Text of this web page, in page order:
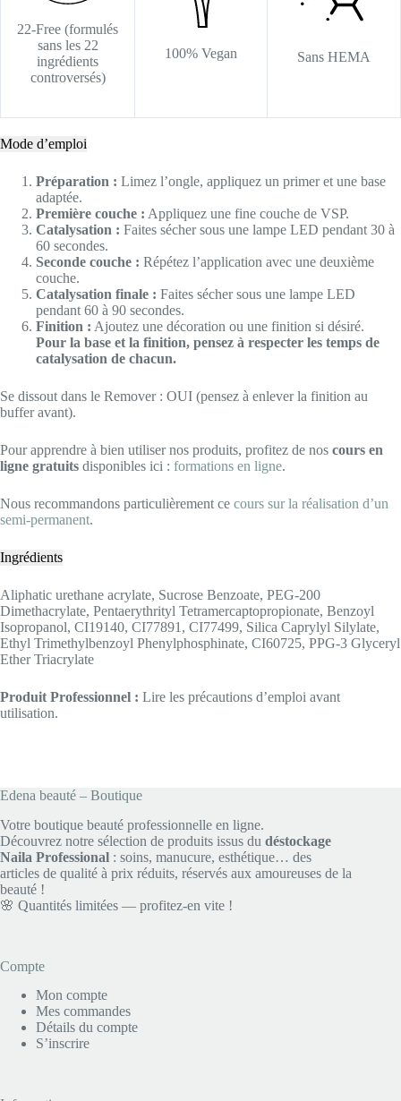
22-Free (formulés
sans les 22
ingrédients
controversés)
100% Vegan Sans HEMA
Mode d’emploi
Préparation : Limez l’ongle, appliquez un primer et une base
adaptée.
Première couche : Appliquez une fine couche de VSP.
Catalysation : Faites sécher sous une lampe LED pendant 30 à
60 secondes.
Seconde couche : Répétez l’application avec une deuxième
couche.
Catalysation finale : Faites sécher sous une lampe LED
pendant 60 à 90 secondes.
Finition : Ajoutez une décoration ou une finition si désiré.
Pour la base et la finition, pensez à respecter les temps de
catalysation de chacun.
Se dissout dans le Remover : OUI (pensez à enlever la finition au
buffer avant).
Pour apprendre à bien utiliser nos produits, profitez de nos cours en
ligne gratuits disponibles ici : formations en ligne.
Nous recommandons particulièrement ce cours sur la réalisation d’un
semi-permanent.
Ingrédients
Aliphatic urethane acrylate, Sucrose Benzoate, PEG-200
Dimethacrylate, Pentaerythrityl Tetramercaptopropionate, Benzoyl
Isopropanol, CI19140, CI77891, CI77499, Silica Caprylyl Silylate,
Ethyl Trimethylbenzoyl Phenylphosphinate, CI60725, PPG-3 Glyceryl
Ether Triacrylate
Produit Professionnel : Lire les précautions d’emploi avant
utilisation.
Edena beauté – Boutique
Votre boutique beauté professionnelle en ligne.
Découvrez notre sélection de produits issus du déstockage
Naila Professional : soins, manucure, esthétique… des
articles de qualité à prix réduits, réservés aux amoureuses de la
beauté !
🌸 Quantités limitées — profitez-en vite !
Compte
Mon compte
Mes commandes
Détails du compte
S’inscrire